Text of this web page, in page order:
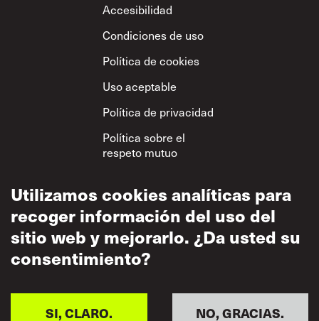
Footer
Accesibilidad
Condiciones de uso
Política de cookies
Uso aceptable
Política de privacidad
Política sobre el
respeto mutuo
Utilizamos cookies analíticas para
recoger información del uso del
sitio web y mejorarlo. ¿Da usted su
consentimiento?
NO, GRACIAS.
SI, CLARO.